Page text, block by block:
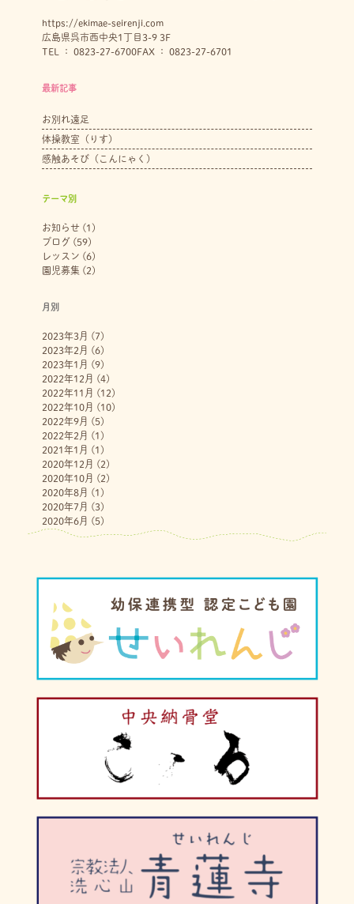
https://ekimae-seirenji.com
広島県呉市西中央1丁目3-9 3F
TEL ： 0823-27-6700FAX ： 0823-27-6701
最新記事
お別れ遠足
体操教室（りす）
感触あそび（こんにゃく）
テーマ別
お知らせ(1)
ブログ (59)
レッスン (6)
園児募集 (2)
月別
2023年3月 (7)
2023年2月 (6)
2023年1月 (9)
2022年12月 (4)
2022年11月 (12)
2022年10月 (10)
2022年9月 (5)
2022年2月 (1)
2021年1月 (1)
2020年12月 (2)
2020年10月 (2)
2020年8月 (1)
2020年7月 (3)
2020年6月 (5)